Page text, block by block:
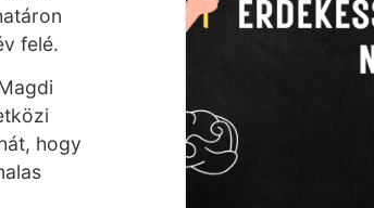
felé.
hogy